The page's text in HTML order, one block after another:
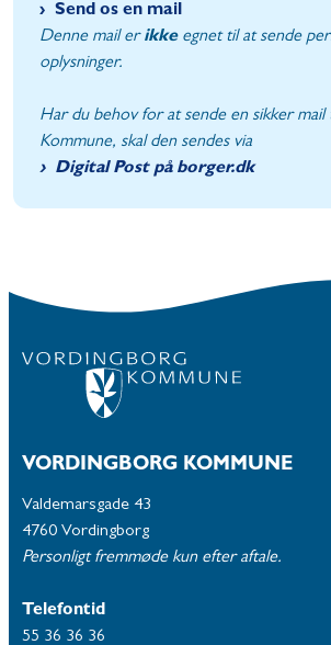
Send os en mail
Denne mail er ikke egnet til at sende
oplysninger.
Har du behov for at sende en sikker
Kommune, skal den sendes via
Digital Post på borger.dk
VORDINGBORG KOMMUNE
Valdemarsgade 43
4760 Vordingborg
Personligt fremmøde kun efter aftale.
Telefontid
55 36 36 36